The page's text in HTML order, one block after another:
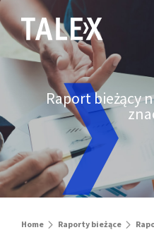
Raport bieżący
Home Raporty bieżące